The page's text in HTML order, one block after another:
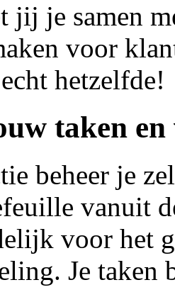
jij je samen
voor
hetzelfde!
taken
beheer je
vanuit
voor het
Je taken